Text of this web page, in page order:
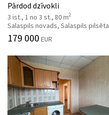
Pārdod dzīvokli
3 ist., 1 no 3 st., 80 m2
Salaspils novads, Salaspils pilsēta
179 000 EUR